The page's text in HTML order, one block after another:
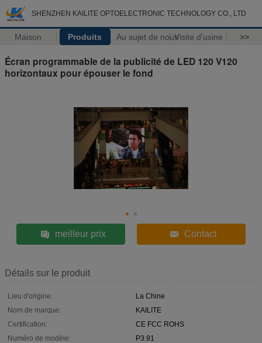
SHENZHEN KAILITE OPTOELECTRONIC TECHNOLOGY CO., LTD
Maison Produits Au sujet de nousVisite d'usine >>
Écran programmable de la publicité de LED 120 V120
horizontaux pour épouser le fond
meilleur prix Contact
Détails sur le produit
Lieu d'origine:
La Chine
Nom de marque:
KAILITE
Certification:
CE FCC ROHS
Numéro de modèle:
P3.91